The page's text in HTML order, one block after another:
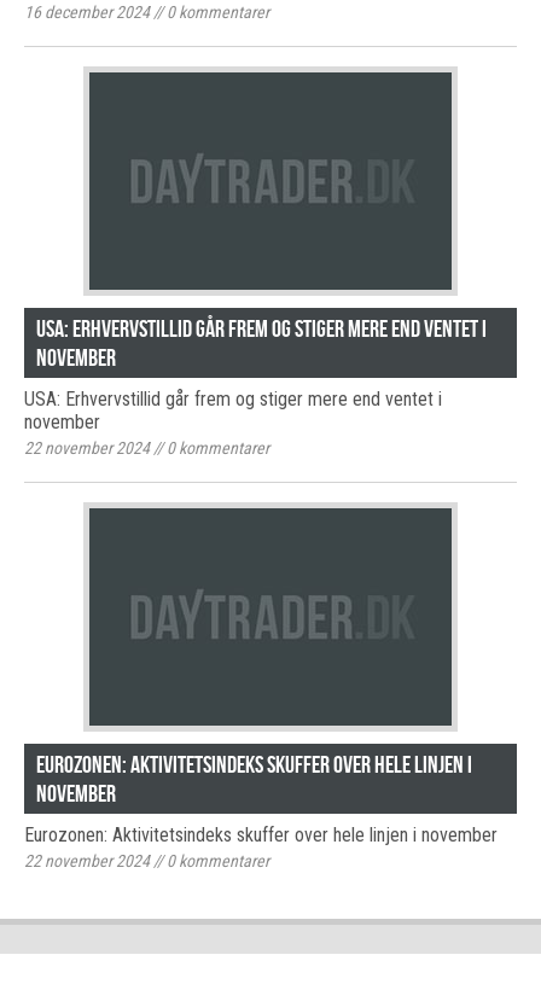
16 december 2024//0kommentarer
USA: Erhvervstillid går frem og stiger mere end ventet i
november
USA: Erhvervstillid går frem og stiger mere end ventet i
november
22 november 2024//0kommentarer
Eurozonen: Aktivitetsindeks skuffer over hele linjen i
november
Eurozonen: Aktivitetsindeks skuffer over hele linjen i november
22 november 2024//0kommentarer